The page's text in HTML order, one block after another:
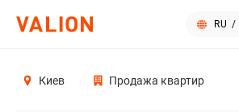
RU /
Киев Продажа квартир